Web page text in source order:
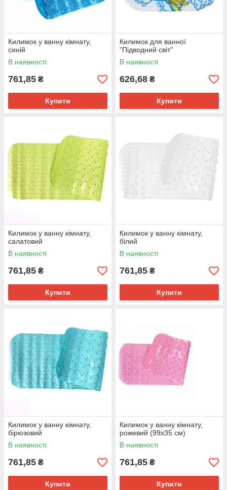
Килимок у ванну кімнату,
синій
В наявності
761,85 ₴
Купити
Килимок для ванної
"Підводний світ"
В наявності
626,68 ₴
Купити
Килимок у ванну кімнату,
салатовий
В наявності
761,85 ₴
Купити
Килимок у ванну кімнату,
білий
В наявності
761,85 ₴
Купити
Килимок у ванну кімнату,
бірюзовий
В наявності
761,85 ₴
Купити
Килимок у ванну кімнату,
рожевий (99х35 см)
В наявності
761,85 ₴
Купити